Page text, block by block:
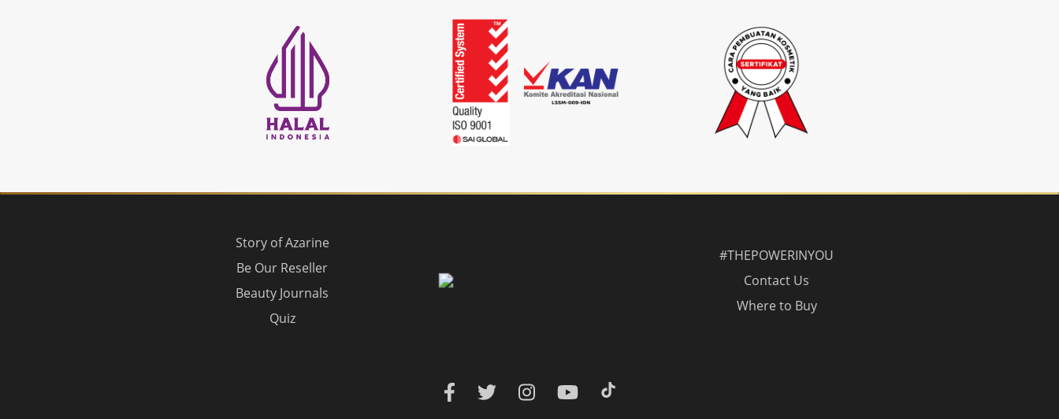
Story of Azarine
Be Our Reseller
Beauty Journals
Quiz
#THEPOWERINYOU
Contact Us
Where to Buy